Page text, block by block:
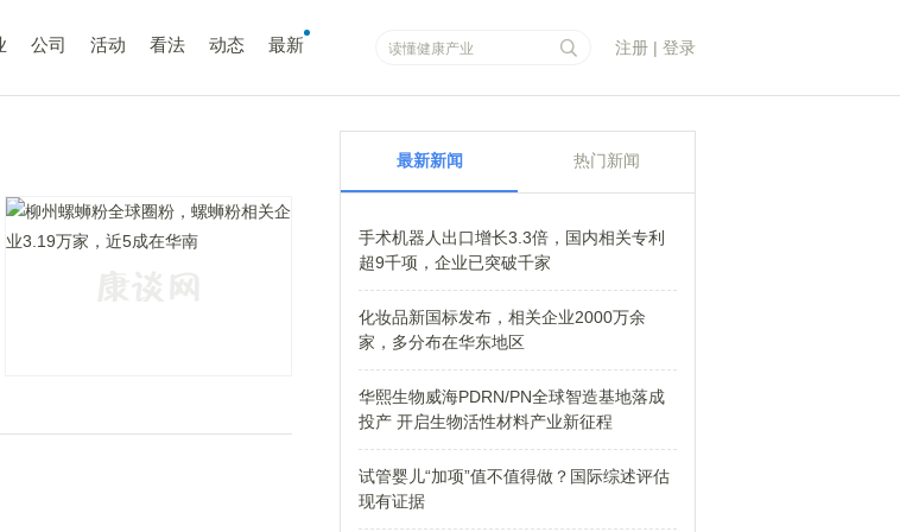
公司 活动 看法 动态 最新 注册 | 登录
最新新闻 热门新闻
手术机器人出口增长3.3倍，国内相关专利
超9千项，企业已突破千家
化妆品新国标发布，相关企业2000万余
家，多分布在华东地区
华熙生物威海PDRN/PN全球智造基地落成
投产 开启生物活性材料产业新征程
试管婴儿“加项”值不值得做？国际综述评估
现有证据